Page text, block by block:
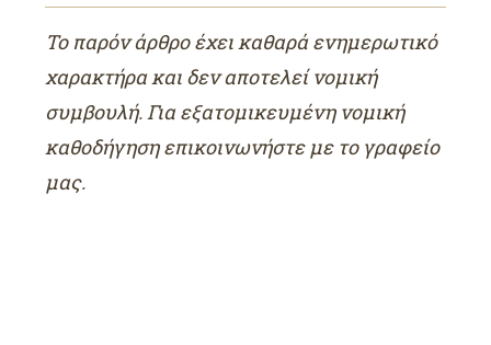
Το παρόν άρθρο έχει καθαρά ενημερωτικό
χαρακτήρα και δεν αποτελεί νομική
συμβουλή. Για εξατομικευμένη νομική
καθοδήγηση επικοινωνήστε με το γραφείο
μας.